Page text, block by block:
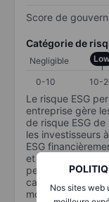
Nos sites web
Score de
Catégorie de
Negligible
0-10
10-
Le risque ESG
entreprise gère
de risque ESG
les investisseurs
ESG
et la manière
performances à
capital. L’échelle
moins il est